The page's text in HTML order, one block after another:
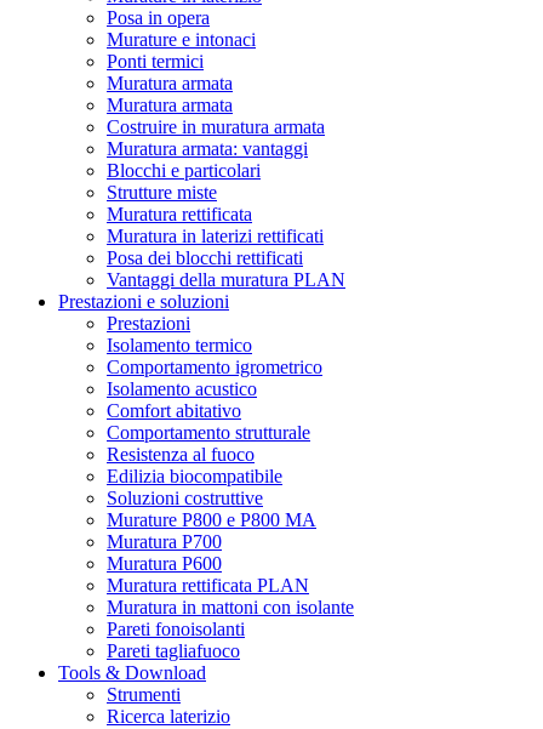
Posa in opera
Murature e intonaci
Ponti termici
Muratura armata
Muratura armata
Costruire in muratura armata
Muratura armata: vantaggi
Blocchi e particolari
Strutture miste
Muratura rettificata
Muratura in laterizi rettificati
Posa dei blocchi rettificati
Vantaggi della muratura PLAN
Prestazioni e soluzioni
Prestazioni
Isolamento termico
Comportamento igrometrico
Isolamento acustico
Comfort abitativo
Comportamento strutturale
Resistenza al fuoco
Edilizia biocompatibile
Soluzioni costruttive
Murature P800 e P800 MA
Muratura P700
Muratura P600
Muratura rettificata PLAN
Muratura in mattoni con isolante
Pareti fonoisolanti
Pareti tagliafuoco
Tools & Download
Strumenti
Ricerca laterizio